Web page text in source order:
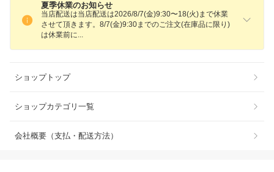
夏季休業のお知らせ
当店配送は当店配送は2026/8/7(金)9:30〜18(火)まで休業
させて頂きます。8/7(金)9:30までのご注文(在庫品に限り)
は休業前に
ショップトップ
ショップカテゴリ一覧
会社概要（支払・配送方法）